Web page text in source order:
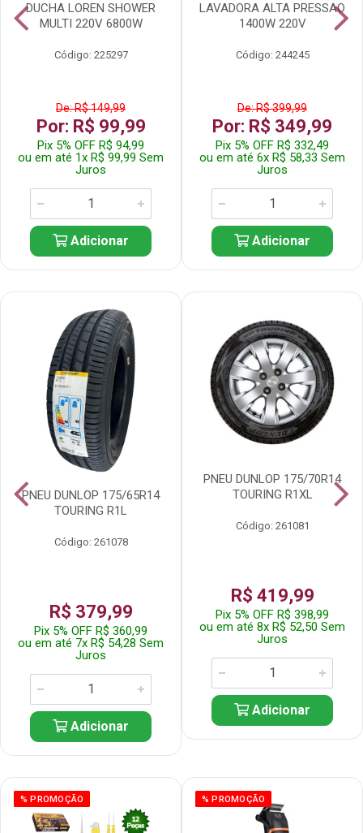
DUCHA LOREN SHOWER
MULTI 220V 6800W
Código: 225297
De: R$ 149,99
Por: R$ 99,99
Pix 5% OFF R$ 94,99
ou em até 1x R$ 99,99 Sem
Juros
Adicionar
LAVADORA ALTA PRESSAO
1400W 220V
Código: 244245
De: R$ 399,99
Por: R$ 349,99
Pix 5% OFF R$ 332,49
ou em até 6x R$ 58,33 Sem
Juros
Adicionar
PNEU DUNLOP 175/65R14
TOURING R1L
Código: 261078
R$ 379,99
Pix 5% OFF R$ 360,99
ou em até 7x R$ 54,28 Sem
Juros
Adicionar
PNEU DUNLOP 175/70R14
TOURING R1XL
Código: 261081
R$ 419,99
Pix 5% OFF R$ 398,99
ou em até 8x R$ 52,50 Sem
Juros
Adicionar
% PROMOÇÃO % PROMOÇÃO